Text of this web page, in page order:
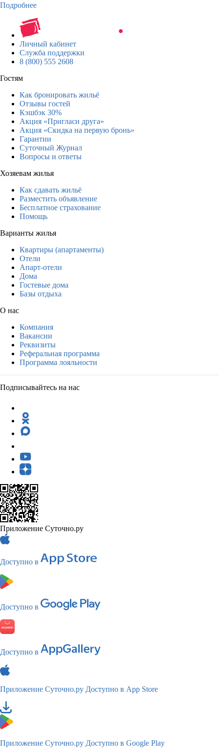
Подробнее
Личный кабинет
Служба поддержки
8 (800) 555 2608
Гостям
Как бронировать жильё
Отзывы гостей
Кэшбэк 30%
Акция «Пригласи друга»
Акция «Скидка на первую бронь»
Гарантии
Суточный Журнал
Вопросы и ответы
Хозяевам жилья
Как сдавать жильё
Разместить объявление
Бесплатное страхование
Помощь
Варианты жилья
Квартиры (апартаменты)
Отели
Апарт-отели
Дома
Гостевые дома
Базы отдыха
О нас
Компания
Вакансии
Реквизиты
Реферальная программа
Программа лояльности
Подписывайтесь на нас
Приложение Суточно.ру
Доступно в
Доступно в
Доступно в
Приложение Суточно.ру Доступно в App Store
Приложение Суточно.ру Доступно в Google Play